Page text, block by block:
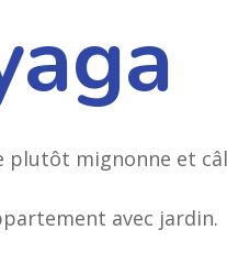
plutôt mignonne et
avec jardin.